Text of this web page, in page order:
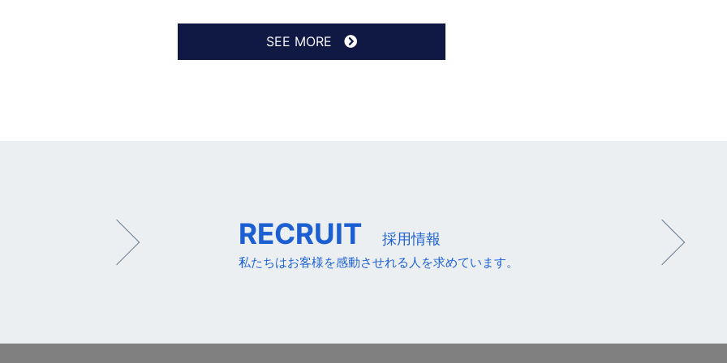
SEE MORE
RECRUIT 採用情報
私たちはお客様を感動させれる人を求めています。